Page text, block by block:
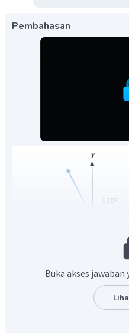
Pembahasan
Buka akses